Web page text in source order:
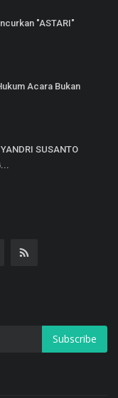
"ASTARI"
Acara Bukan
SUSANTO
Subscribe